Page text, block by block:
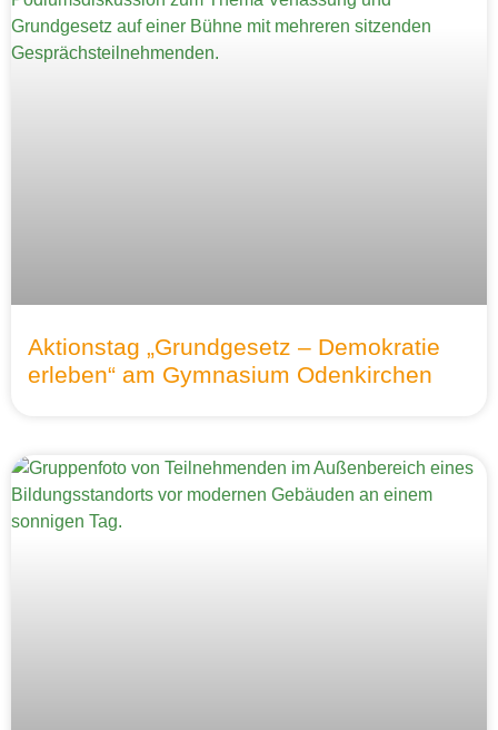
Aktionstag „Grundgesetz – Demokratie
erleben“ am Gymnasium Odenkirchen